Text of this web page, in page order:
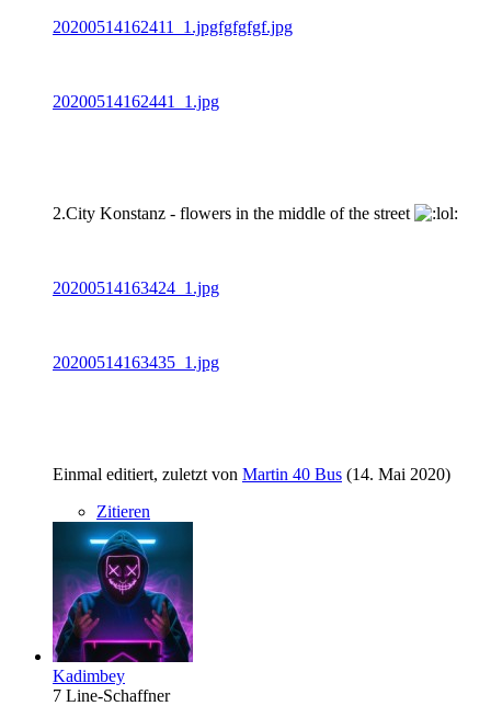
20200514162411_1.jpgfgfgfgf.jpg
20200514162441_1.jpg
2.City Konstanz - flowers in the middle of the street
20200514163424_1.jpg
20200514163435_1.jpg
Einmal editiert, zuletzt von Martin 40 Bus (14. Mai 2020)
Zitieren
Kadimbey
7 Line-Schaffner